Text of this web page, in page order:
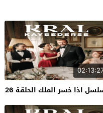
اذا خسر الملك الحلقة 26